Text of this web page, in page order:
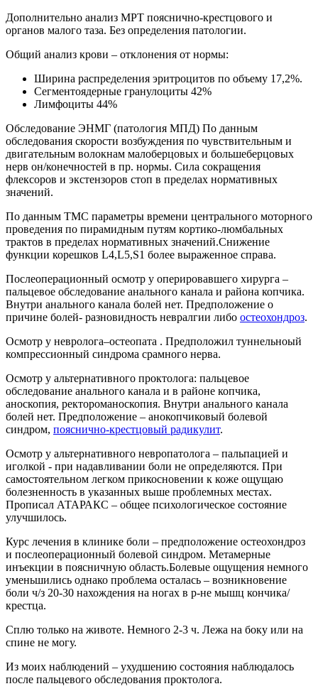
Дополнительно анализ МРТ пояснично-крестцового и
органов малого таза. Без определения патологии.
Общий анализ крови – отклонения от нормы:
Ширина распределения эритроцитов по объему 17,2%.
Сегментоядерные гранулоциты 42%
Лимфоциты 44%
Обследование ЭНМГ (патология МПД) По данным
обследования скорости возбуждения по чувствительным и
двигательным волокнам малоберцовых и большеберцовых
нерв он/конечностей в пр. нормы. Сила сокращения
флексоров и экстензоров стоп в пределах нормативных
значений.
По данным ТМС параметры времени центрального моторного
проведения по пирамидным путям кортико-люмбальных
трактов в пределах нормативных значений.Снижение
функции корешков L4,L5,S1 более выраженное справа.
Послеоперационный осмотр у оперировавшего хирурга –
пальцевое обследование анального канала и района копчика.
Внутри анального канала болей нет. Предположение о
причине болей- разновидность невралгии либо остеохондроз.
Осмотр у невролога–остеопата . Предположил туннельноый
компрессионный синдрома срамного нерва.
Осмотр у альтернативного проктолога: пальцевое
обследование анального канала и в районе копчика,
аноскопия, ректороманоскопия. Внутри анального канала
болей нет. Предположение – анокопчиковый болевой
синдром, пояснично-крестцовый радикулит.
Осмотр у альтернативного невропатолога – пальпацией и
иголкой - при надавливании боли не определяются. При
самостоятельном легком прикосновении к коже ощущаю
болезненность в указанных выше проблемных местах.
Прописал АТАРАКС – общее психологическое состояние
улучшилось.
Курс лечения в клинике боли – предположение остеохондроз
и послеоперационный болевой синдром. Метамерные
инъекции в поясничную область.Болевые ощущения немного
уменьшились однако проблема осталась – возникновение
боли ч/з 20-30 нахождения на ногах в р-не мышц кончика/
крестца.
Сплю только на животе. Немного 2-3 ч. Лежа на боку или на
спине не могу.
Из моих наблюдений – ухудшению состояния наблюдалось
после пальцевого обследования проктолога.